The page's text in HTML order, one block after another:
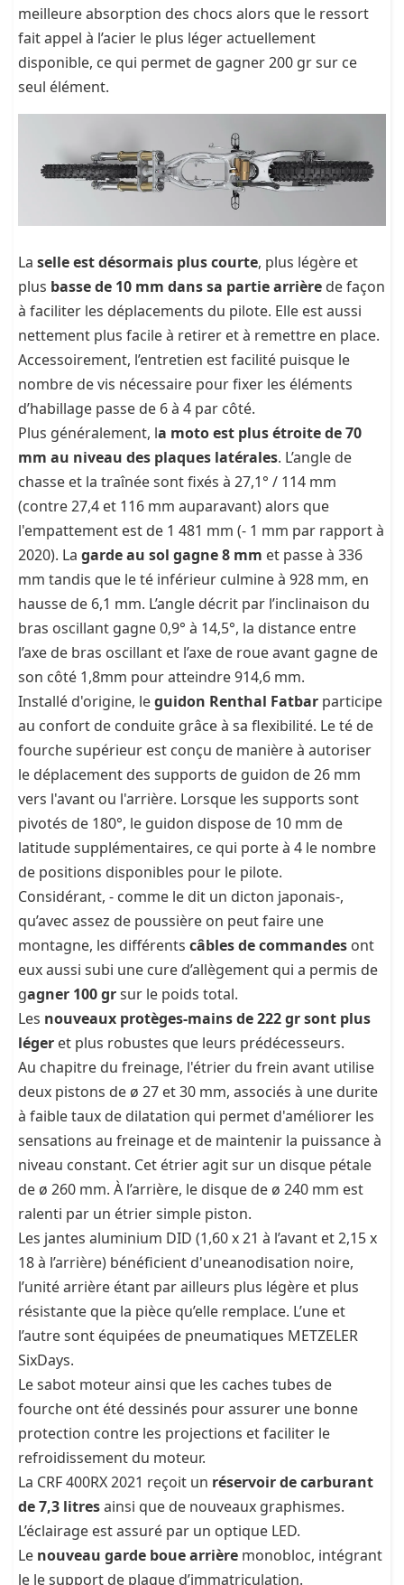
meilleure absorption des chocs alors que le ressort
fait appel à l’acier le plus léger actuellement
disponible, ce qui permet de gagner 200 gr sur ce
seul élément.
La selle est désormais plus courte, plus légère et
plus basse de 10 mm dans sa partie arrière de façon
à faciliter les déplacements du pilote. Elle est aussi
nettement plus facile à retirer et à remettre en place.
Accessoirement, l’entretien est facilité puisque le
nombre de vis nécessaire pour fixer les éléments
d’habillage passe de 6 à 4 par côté.
Plus généralement, la moto est plus étroite de 70
mm au niveau des plaques latérales. L’angle de
chasse et la traînée sont fixés à 27,1° / 114 mm
(contre 27,4 et 116 mm auparavant) alors que
l'empattement est de 1 481 mm (- 1 mm par rapport à
2020). La garde au sol gagne 8 mm et passe à 336
mm tandis que le té inférieur culmine à 928 mm, en
hausse de 6,1 mm. L’angle décrit par l’inclinaison du
bras oscillant gagne 0,9° à 14,5°, la distance entre
l’axe de bras oscillant et l’axe de roue avant gagne de
son côté 1,8mm pour atteindre 914,6 mm.
Installé d'origine, leguidon Renthal Fatbar participe
au confort de conduite grâce à sa flexibilité. Le té de
fourche supérieur est conçu de manière à autoriser
le déplacement des supports de guidon de 26 mm
vers l'avant ou l'arrière. Lorsque les supports sont
pivotés de 180°, le guidon dispose de 10 mm de
latitude supplémentaires, ce qui porte à 4 le nombre
de positions disponibles pour le pilote.
Considérant, - comme le dit un dicton japonais-,
qu’avec assez de poussière on peut faire une
montagne, les différents câbles de commandes ont
eux aussi subi une cure d’allègement qui a permis de
gagner 100 grsur le poids total.
Les nouveaux protèges-mains de 222 gr sont plus
léger et plus robustes que leurs prédécesseurs.
Au chapitre du freinage, l'étrier du frein avant utilise
deux pistons de ø 27 et 30 mm, associés à une durite
à faible taux de dilatation qui permet d'améliorer les
sensations au freinage et de maintenir la puissance à
niveau constant. Cet étrier agit sur un disque pétale
de ø 260 mm. À l’arrière, le disque de ø 240 mm est
ralenti par un étrier simple piston.
Les jantes aluminium DID (1,60 x 21 à l’avant et 2,15 x
18 à l’arrière) bénéficient d'uneanodisation noire,
l’unité arrière étant par ailleurs plus légère et plus
résistante que la pièce qu’elle remplace. L’une et
l’autre sont équipées de pneumatiques METZELER
SixDays.
Le sabot moteur ainsi que les caches tubes de
fourche ont été dessinés pour assurer une bonne
protection contre les projections et faciliter le
refroidissement du moteur.
La CRF 400RX 2021 reçoit un réservoir de carburant
de 7,3 litresainsi que de nouveaux graphismes.
L’éclairage est assuré par un optique LED.
Le nouveau garde boue arrière monobloc, intégrant
le le support de plaque d’immatriculation.